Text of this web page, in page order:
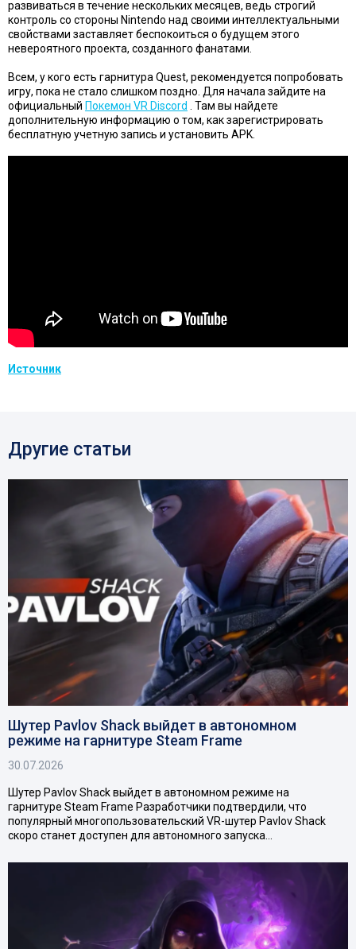
развиваться в течение нескольких месяцев, ведь строгий
контроль со стороны Nintendo над своими интеллектуальными
свойствами заставляет беспокоиться о будущем этого
невероятного проекта, созданного фанатами.
Всем, у кого есть гарнитура Quest, рекомендуется попробовать
игру, пока не стало слишком поздно. Для начала зайдите на
официальный Покемон VR Discord . Там вы найдете
дополнительную информацию о том, как зарегистрировать
бесплатную учетную запись и установить APK.
Источник
Другие статьи
Шутер Pavlov Shack выйдет в автономном
режиме на гарнитуре Steam Frame
30.07.2026
Шутер Pavlov Shack выйдет в автономном режиме на
гарнитуре Steam Frame Разработчики подтвердили, что
популярный многопользовательский VR-шутер Pavlov Shack
скоро станет доступен для автономного запуска…